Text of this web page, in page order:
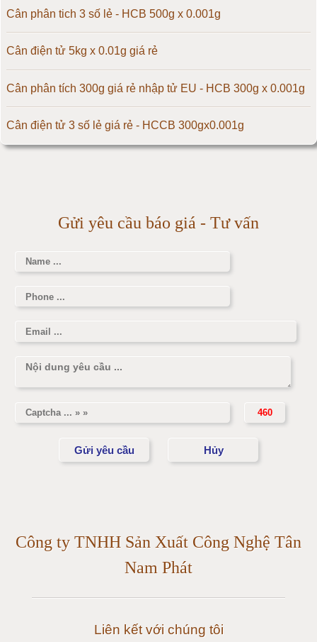
Cân điện tử 150kg
Cân điện tử 200kg
Cân điện tử 300kg
Cân điện tử 500kg
Cân điện tử 3000kg
Cân điện tử 1 tấn
Cân điện tử 2 tấn
Cân điện tử 3 tấn
Cân điện tử 10 tấn
Cân điện tử 15 tấn
Cân điện tử 50 tấn
Cân phân tich 3 số lẻ - HCB 500g x 0.001g
Cân điện tử 5kg x 0.01g giá rẻ
Cân phân tích 300g giá rẻ nhập tử EU - HCB 300g x 0.001g
Cân điện tử 3 số lẻ giá rẻ - HCCB 300gx0.001g
Gửi yêu cầu báo giá - Tư vấn
Công ty TNHH Sản Xuất Công Nghệ Tân
Nam Phát
Liên kết với chúng tôi